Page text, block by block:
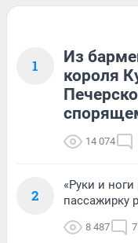
1
Из
короля
14 074
2
«Руки и
пассажирку
8 487 7